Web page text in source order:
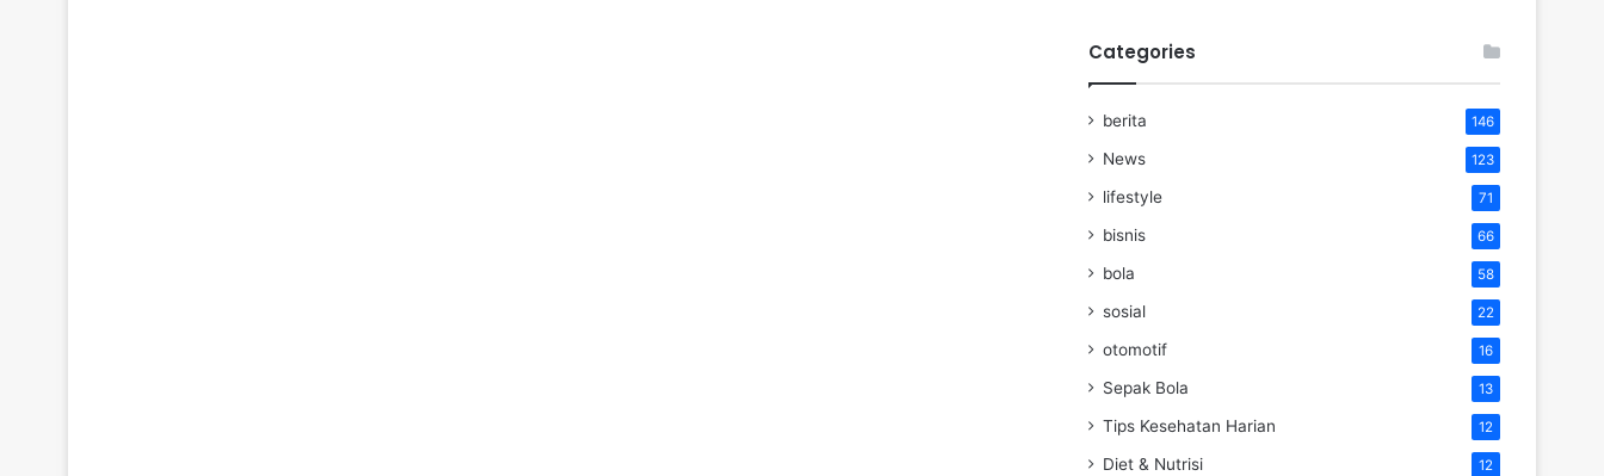
Categories
berita 146
News 123
lifestyle 71
bisnis 66
bola 58
sosial 22
otomotif 16
Sepak Bola 13
Tips Kesehatan Harian 12
Diet & Nutrisi 12